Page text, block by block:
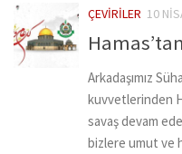
ÇEVIRILER 10
Arkadaşımız
kuvvetlerinden
savaş devam
bizlere umut ve